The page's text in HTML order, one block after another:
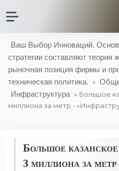
Ваш Выбор Инноваций.
стратегии составляют теория
рыночная позиция фирмы и
техническая политика. »
Инфраструктура » Большое
миллиона за метр -
Большое
3 миллиона за метр